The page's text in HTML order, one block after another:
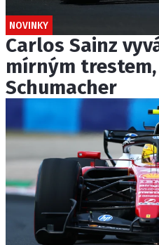
NOVINKY
Carlos Sainz
mírným
Schumacher